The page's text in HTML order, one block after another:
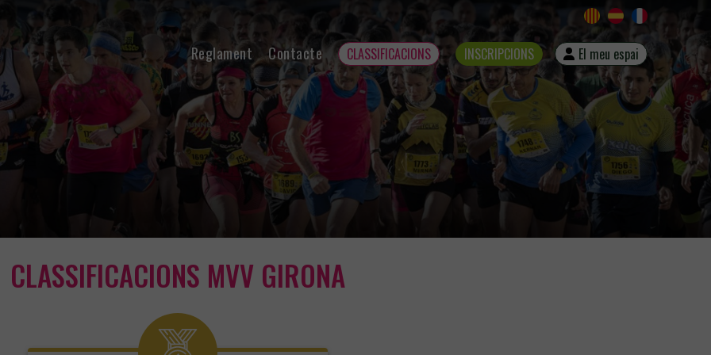
Reglament Contacte CLASSIFICACIONS INSCRIPCIONS El meu espai
CLASSIFICACIONS MVV GIRONA